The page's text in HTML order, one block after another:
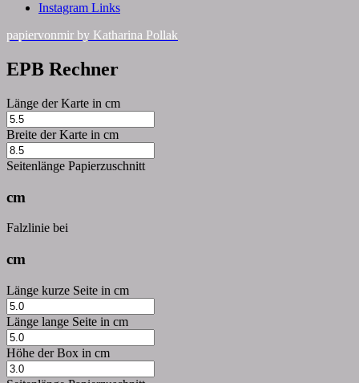
Instagram Links
papiervonmir by Katharina Pollak
EPB
Rechner
EPB Rechner
Länge der Karte in cm
Breite der Karte in cm
Seitenlänge Papierzuschnitt
cm
Falzlinie bei
cm
Länge kurze Seite in cm
Länge lange Seite in cm
Höhe der Box in cm